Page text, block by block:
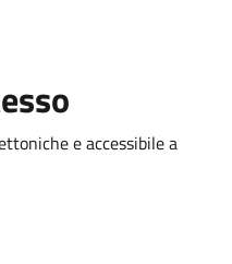
e accessibile a